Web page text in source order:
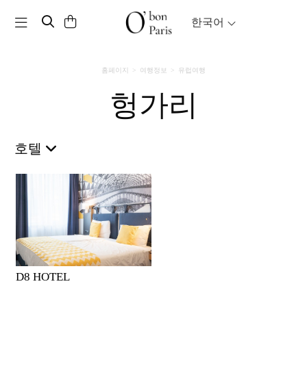
Toggle navigation 한국어
홈페이지 여행정보 유럽여행
헝가리
호텔
D8 HOTEL